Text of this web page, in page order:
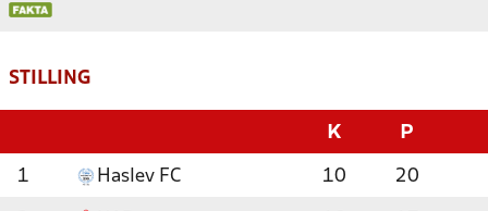
STILLING
K P
1 Haslev FC 10 20